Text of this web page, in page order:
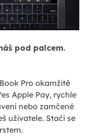
pod palcem.
Pro okamžitě
Apple Pay, rychle
nebo zamčené
uživatele. Stačí se